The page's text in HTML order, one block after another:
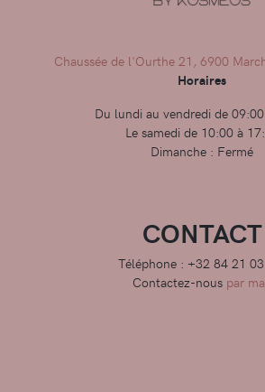
Chaussée de l'Ourthe 21, 6900
Horaires
Du lundi au vendredi de
Le samedi de 10:00 à
Dimanche : Fermé
CONTACT
Téléphone : +32 84 21
Contactez-nous par